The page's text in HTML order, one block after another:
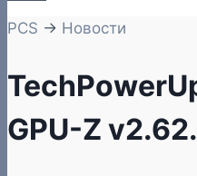
PCS → Новости
GPU-Z